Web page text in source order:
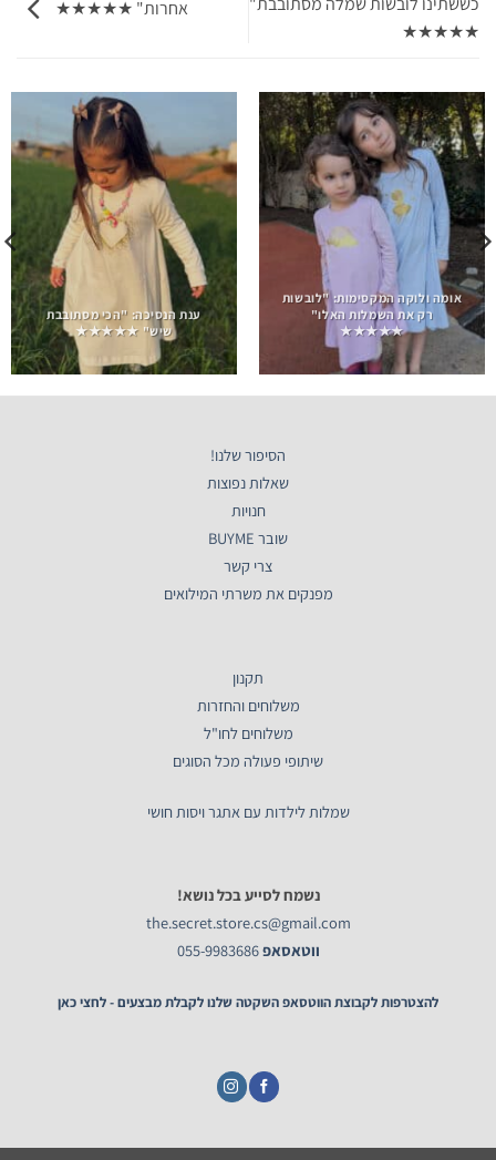
★★★★★
אחרות" ★★★★★
אומה ולוקה המקסימות: "לובשות
רק את השמלות האלו"
★★★★★
ענת הנסיכה: "הכי מסתובבת
שיש" ★★★★★
הסיפור שלנו!
שאלות נפוצות
חנויות
שובר BUYME
צרי קשר
מפנקים את משרתי המילואים
תקנון
משלוחים והחזרות
משלוחים לחו"ל
שיתופי פעולה מכל הסוגים
שמלות לילדות עם אתגר ויסות חושי
נשמח לסייע בכל נושא!
the.secret.store.cs@gmail.com
ווטאסאפ055-9983686
להצטרפות לקבוצת הווטסאפ השקטה שלנו לקבלת מבצעים - לחצי כאן